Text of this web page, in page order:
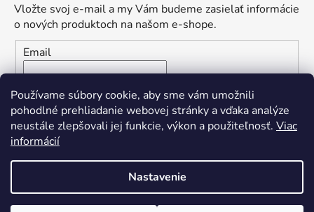
Používame súbory cookie, aby sme vám umožnili
pohodlné prehliadanie webovej stránky a vďaka analýze
neustále zlepšovali jej funkcie, výkon a použiteľnosť. Viac
informácií
Nastavenie
Vložte svoj e-mail a my Vám budeme zasielať informácie
o nových produktoch na našom e-shope.
Email
Vložením e-mailu súhlasíte s
podmienkami ochrany
osobných údajov
PRIHLÁSIŤ SA